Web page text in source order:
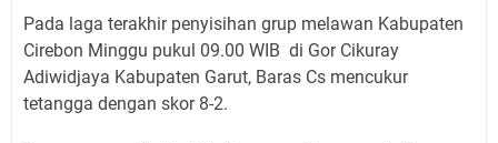
Pada laga terakhir penyisihan grup melawan Kabupaten
Cirebon Minggu pukul 09.00 WIB di Gor Cikuray
Adiwidjaya Kabupaten Garut, Baras Cs mencukur
tetangga dengan skor 8-2.